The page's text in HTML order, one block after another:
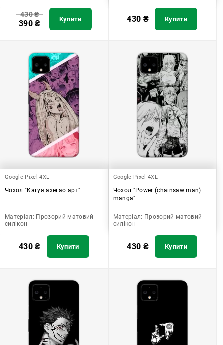
430₴
390₴ Купити 430 ₴ Купити
Google Pixel 4XL
Чохол "Кагуя ахегао арт"
Матеріал: Прозорий матовий
силікон
430₴ Купити
Google Pixel 4XL
Чохол "Power (chainsaw man)
manga"
Матеріал: Прозорий матовий
силікон
430 ₴ Купити